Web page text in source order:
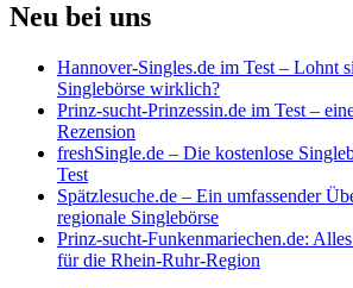
Neu bei uns
Hannover-Singles.de im Test – Lohnt
Singlebörse wirklich?
Prinz-sucht-Prinzessin.de im Test –
Rezension
freshSingle.de – Die kostenlose
Test
Spätzlesuche.de – Ein umfassender
regionale Singlebörse
Prinz-sucht-Funkenmariechen.de:
für die Rhein-Ruhr-Region